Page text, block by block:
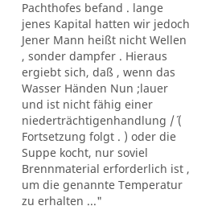
Pachthofes befand . lange
jenes Kapital hatten wir jedoch
Jener Mann heißt nicht Wellen
, sonder dampfer . Hieraus
ergiebt sich, daß , wenn das
Wasser Händen Nun ;lauer
und ist nicht fähig einer
niederträchtigenhandlung /´ (
Fortsetzung folgt . ) oder die
Suppe kocht, nur soviel
Brennmaterial erforderlich ist ,
um die genannte Temperatur
zu erhalten ..."